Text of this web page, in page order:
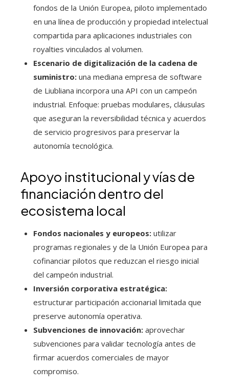
fondos de la Unión Europea, piloto implementado
en una línea de producción y propiedad intelectual
compartida para aplicaciones industriales con
royalties vinculados al volumen.
Escenario de digitalización de la cadena de
suministro: una mediana empresa de software
de Liubliana incorpora una API con un campeón
industrial. Enfoque: pruebas modulares, cláusulas
que aseguran la reversibilidad técnica y acuerdos
de servicio progresivos para preservar la
autonomía tecnológica.
Apoyo institucional y vías de
financiación dentro del
ecosistema local
Fondos nacionales y europeos: utilizar
programas regionales y de la Unión Europea para
cofinanciar pilotos que reduzcan el riesgo inicial
del campeón industrial.
Inversión corporativa estratégica:
estructurar participación accionarial limitada que
preserve autonomía operativa.
Subvenciones de innovación: aprovechar
subvenciones para validar tecnología antes de
firmar acuerdos comerciales de mayor
compromiso.